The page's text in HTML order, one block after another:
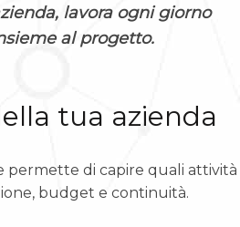
lavora ogni giorno
al progetto.
tua azienda
permette di capire quali attività
budget e continuità.